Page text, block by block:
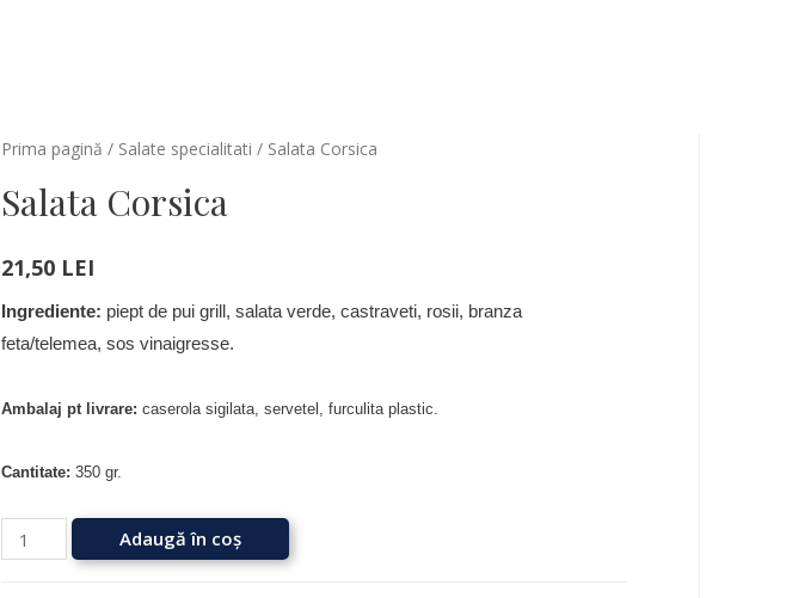
Prima pagină / Salate specialitati / Salata Corsica
Salata Corsica
21,50 LEI
Ingrediente: piept de pui grill, salata verde, castraveti, rosii, branza
feta/telemea, sos vinaigresse.
Ambalaj pt livrare:caserola sigilata, servetel, furculita plastic.
Cantitate:350 gr.
Adaugă în coș